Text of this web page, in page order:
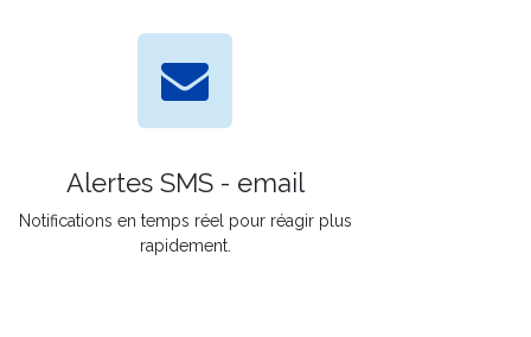
Alertes SMS - email
Notifications en temps réel pour réagir plus
rapidement.